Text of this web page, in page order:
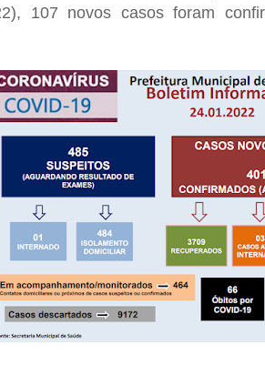
107 novos casos foram